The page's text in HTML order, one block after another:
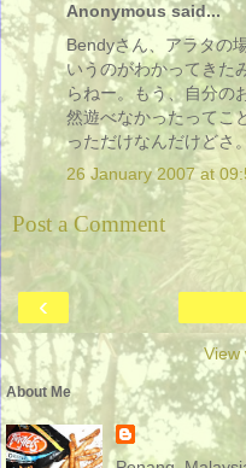
Anonymous said...
Bendyさん、アラタの
いうのがわかってきた
らねー。もう、自分の
然遊べなかったってこ
っただけなんだけどさ
26 January 2007 at
Post a Comment
‹
View
About Me